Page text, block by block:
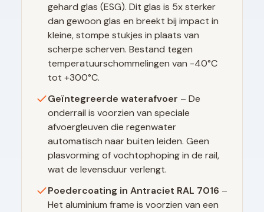
gehard glas (ESG). Dit glas is 5x sterker
dan gewoon glas en breekt bij impact in
kleine, stompe stukjes in plaats van
scherpe scherven. Bestand tegen
temperatuurschommelingen van -40°C
tot +300°C.
Geïntegreerde waterafvoer – De
onderrail is voorzien van speciale
afvoergleuven die regenwater
automatisch naar buiten leiden. Geen
plasvorming of vochtophoping in de rail,
wat de levensduur verlengt.
Poedercoating in Antraciet RAL 7016 –
Het aluminium frame is voorzien van een